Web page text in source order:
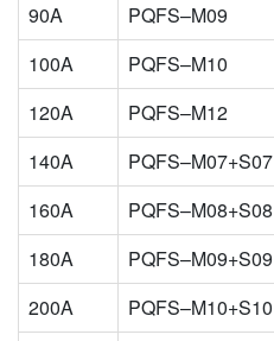
90A
PQFS–M09
100A
PQFS–M10
120A
PQFS–M12
140A
PQFS–M07+S07
160A
PQFS–M08+S08
180A
PQFS–M09+S09
200A
PQFS–M10+S10